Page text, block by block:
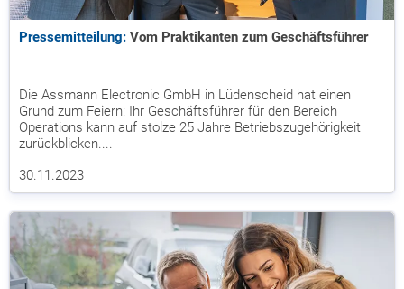
Pressemitteilung: Vom Praktikanten zum Geschäftsführer
Die Assmann Electronic GmbH in Lüdenscheid hat einen
Grund zum Feiern: Ihr Geschäftsführer für den Bereich
Operations kann auf stolze 25 Jahre Betriebszugehörigkeit
zurückblicken....
30.11.2023